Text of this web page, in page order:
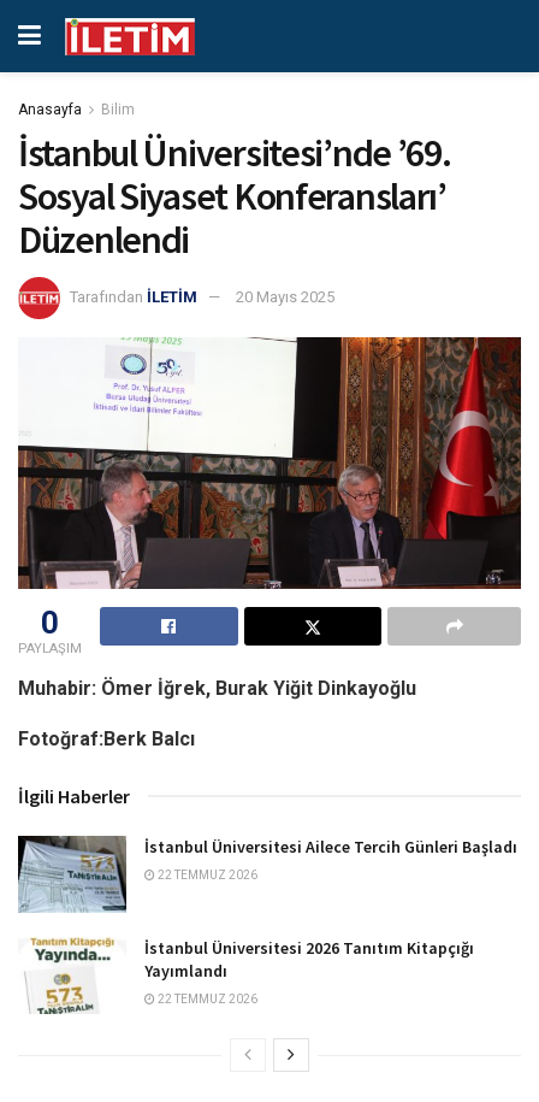
Anasayfa Bilim
İstanbul Üniversitesi’nde ’69.
Sosyal Siyaset Konferansları’
Düzenlendi
Tarafından İLETİM 20 Mayıs 2025
0
PAYLAŞIM
Muhabir: Ömer İğrek, Burak Yiğit Dinkayoğlu
Fotoğraf:Berk Balcı
İlgili Haberler
İstanbul Üniversitesi Ailece Tercih Günleri Başladı
22 TEMMUZ 2026
İstanbul Üniversitesi 2026 Tanıtım Kitapçığı
Yayımlandı
22 TEMMUZ 2026